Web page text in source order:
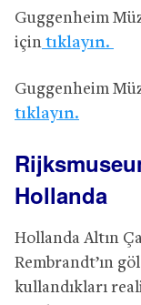
Guggenheim
için tıklayın.
Guggenheim
tıklayın.
Hollanda
Hollanda Altın
Rembrandt’ın
kullandıkları